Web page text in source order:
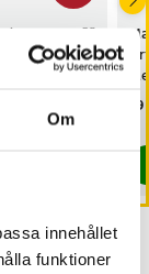
Om
innehållet
funktioner
169 kr
inom 1-2 vardagar